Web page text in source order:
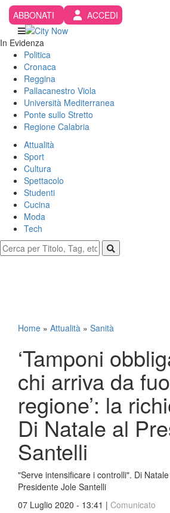
ABBONATI ACCEDI
In Evidenza
Politica
Cronaca
Reggina
Pallacanestro Viola
Università Mediterranea
Ponte sullo Stretto
Regione Calabria
Attualità
Sport
Cultura
Spettacolo
Studenti
Cucina
Moda
Tech
Home » Attualità » Sanità
‘Tamponi
chi arriva da
regione’: la
Di Natale al
Santelli
"Serve intensificare i controlli". Di
Presidente Jole Santelli
07 Luglio 2020 - 13:41 | Comunicato